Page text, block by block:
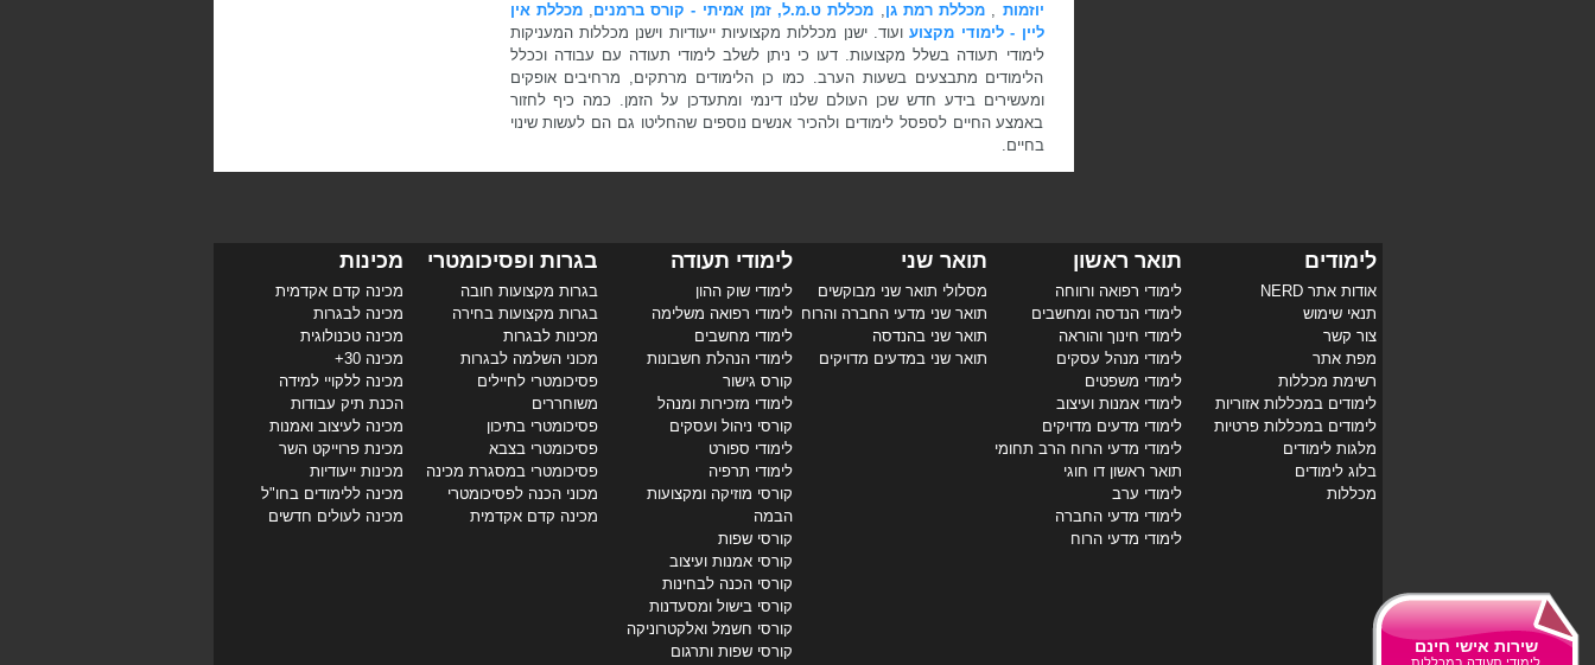
יוזמות , מכללת רמת גן, מכללת ט.מ.ל, זמן אמיתי - קורס ברמנים,מכללת אין
ליין - לימודי מקצועועוד. ישנן מכללות מקצועיות ייעודיות וישנן מכללות המעניקות
לימודי תעודה בשלל מקצועות. דעו כי ניתן לשלב לימודי תעודה עם עבודה וככלל
הלימודים מתבצעים בשעות הערב. כמו כן הלימודים מרתקים, מרחיבים אופקים
ומעשירים בידע חדש שכן העולם שלנו דינמי ומתעדכן על הזמן. כמה כיף לחזור
באמצע החיים לספסל לימודים ולהכיר אנשים נוספים שהחליטו גם הם לעשות שינוי
בחיים.
לימודים
אודות אתר NERD
תנאי שימוש
צור קשר
מפת אתר
רשימת מכללות
לימודים במכללות אזוריות
לימודים במכללות פרטיות
מלגות לימודים
בלוג לימודים
מכללות
תואר ראשון
לימודי רפואה ורווחה
לימודי הנדסה ומחשבים
לימודי חינוך והוראה
לימודי מנהל עסקים
לימודי משפטים
לימודי אמנות ועיצוב
לימודי מדעים מדויקים
לימודי מדעי הרוח הרב תחומי
תואר ראשון דו חוגי
לימודי ערב
לימודי מדעי החברה
לימודי מדעי הרוח
תואר שני
מסלולי תואר שני מבוקשים
תואר שני מדעי החברה והרוח
תואר שני בהנדסה
תואר שני במדעים מדויקים
לימודי תעודה
לימודי שוק ההון
לימודי רפואה משלימה
לימודי מחשבים
לימודי הנהלת חשבונות
קורס גישור
לימודי מזכירות ומנהל
קורסי ניהול ועסקים
לימודי ספורט
לימודי תרפיה
קורסי מוזיקה ומקצועות
הבמה
קורסי שפות
קורסי אמנות ועיצוב
קורסי הכנה לבחינות
קורסי בישול ומסעדנות
קורסי חשמל ואלקטרוניקה
קורסי שפות ותרגום
בגרות ופסיכומטרי
בגרות מקצועות חובה
בגרות מקצועות בחירה
מכינות לבגרות
מכוני השלמה לבגרות
פסיכומטרי לחיילים
משוחררים
פסיכומטרי בתיכון
פסיכומטרי בצבא
פסיכומטרי במסגרת מכינה
מכוני הכנה לפסיכומטרי
מכינה קדם אקדמית
מכינות
מכינה קדם אקדמית
מכינה לבגרות
מכינה טכנולוגית
מכינה 30+
מכינה ללקויי למידה
הכנת תיק עבודות
מכינה לעיצוב ואמנות
מכינת פרוייקט השר
מכינות ייעודיות
מכינה ללימודים בחו"ל
מכינה לעולים חדשים
שירות אישי חינם